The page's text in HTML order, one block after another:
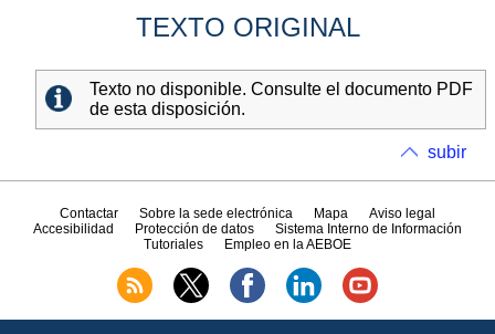
TEXTO ORIGINAL
Texto no disponible. Consulte el documento PDF
de esta disposición.
subir
Contactar Sobre la sede electrónica Mapa
Aviso legal
Accesibilidad
Protección de datos
Sistema Interno de Información
Tutoriales
Empleo en la AEBOE